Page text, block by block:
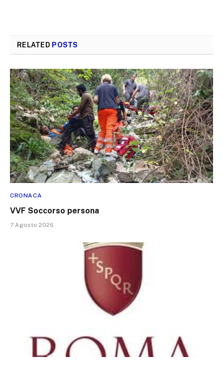
RELATED POSTS
CRONACA
VVF Soccorso persona
7 Agosto 2026